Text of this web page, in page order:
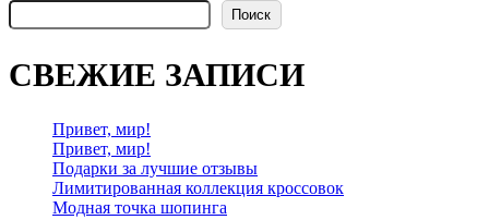
Поиск
СВЕЖИЕ ЗАПИСИ
Привет, мир!
Привет, мир!
Подарки за лучшие отзывы
Лимитированная коллекция кроссовок
Модная точка шопинга